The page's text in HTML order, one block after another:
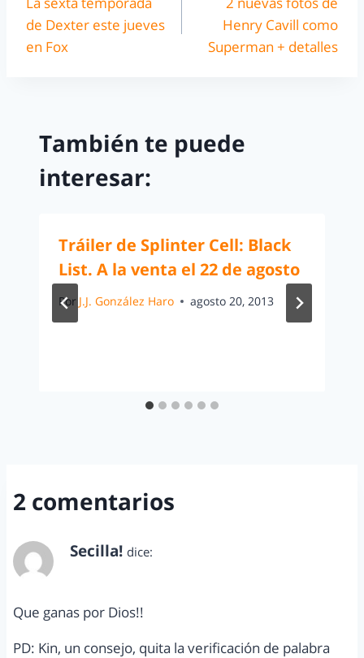
de Dexter este jueves
en Fox
Henry Cavill como
Superman + detalles
También te puede
interesar:
Tráiler de Splinter Cell: Black
List. A la venta el 22 de agosto
Por J.J. González Haro agosto 20, 2013
2 comentarios
Secilla! dice:
Que ganas por Dios!!
PD: Kin, un consejo, quita la verificación de palabra